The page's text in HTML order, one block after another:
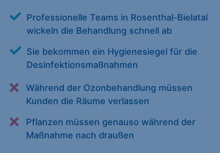
Professionelle Teams in Rosenthal-Bielatal
wickeln die Behandlung schnell ab
Sie bekommen ein Hygienesiegel für die
Desinfektionsmaßnahmen
Während der Ozonbehandlung müssen
Kunden die Räume verlassen
Pflanzen müssen genauso während der
Maßnahme nach draußen
Zurück
Essenziell (1)
sind für die einwandfreie Funktion der Website erforderlich.
Cookie-Informationen anzeigen
Statistiken (1)